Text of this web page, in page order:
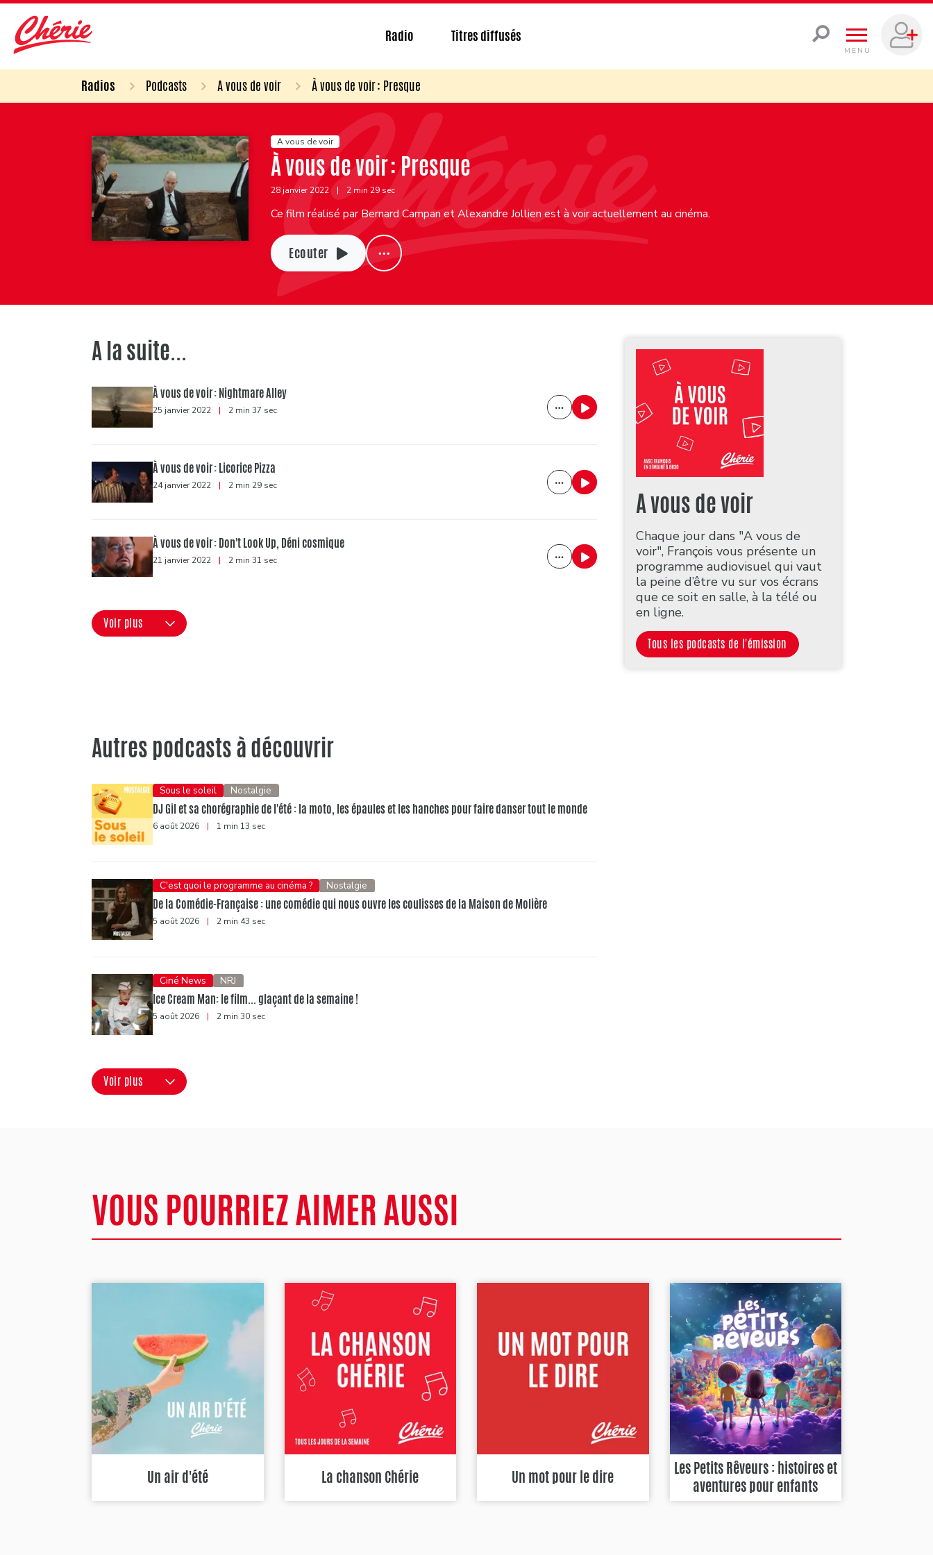
Radio Titres diffusés
MENU
Radios Podcasts A vous de voir À vous de voir : Presque
A vous de voir
À vous de voir : Presque
28 janvier 2022 | 2 min 29 sec
Ce film réalisé par Bernard Campan et Alexandre Jollien est à voir actuellement au cinéma.
Ecouter
A la suite...
À vous de voir : Nightmare Alley
25 janvier 2022 | 2 min 37 sec
À vous de voir : Licorice Pizza
24 janvier 2022 | 2 min 29 sec
À vous de voir : Don't Look Up, Déni cosmique
21 janvier 2022 | 2 min 31 sec
Voir plus
A vous de voir
Chaque jour dans "A vous de
voir", François vous présente un
programme audiovisuel qui vaut
la peine d’être vu sur vos écrans
que ce soit en salle, à la télé ou
en ligne.
Tous les podcasts de l'émission
Autres podcasts à découvrir
Sous le soleil Nostalgie
DJ Gil et sa chorégraphie de l'été : la moto, les épaules et les hanches pour faire danser tout le monde
6 août 2026 | 1 min 13 sec
C'est quoi le programme au cinéma ? Nostalgie
De la Comédie-Française : une comédie qui nous ouvre les coulisses de la Maison de Molière
5 août 2026 | 2 min 43 sec
Ciné News NRJ
Ice Cream Man: le film... glaçant de la semaine !
5 août 2026 | 2 min 30 sec
Voir plus
VOUS POURRIEZ AIMER AUSSI
Un air d'été La chanson Chérie Un mot pour le dire
Les Petits Rêveurs : histoires et
aventures pour enfants